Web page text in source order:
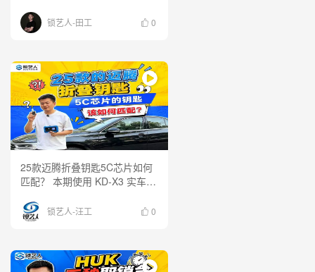
懂，建议收藏！
锁艺人-田工 0
25款迈腾折叠钥匙5C芯片如何
匹配？ 本期使用 KD-X3 实车演
配全过程。锁艺人-汪工 0